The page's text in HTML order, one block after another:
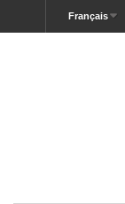
Français